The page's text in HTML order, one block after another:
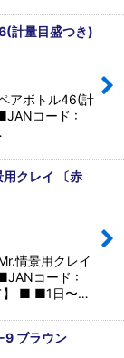
計量目盛つき)
アボトル46(計
コード :
クレイ 〔赤
情景用クレイ
コード :
】 ■ ■1日〜…
9 ブラウン